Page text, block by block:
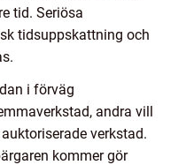
tid. Seriösa
tidsuppskattning och
i förväg
andra vill
verkstad.
kommer gör